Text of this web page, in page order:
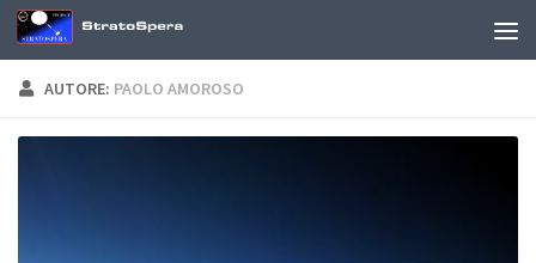
Sotto il contenuto
AUTORE: PAOLO AMOROSO